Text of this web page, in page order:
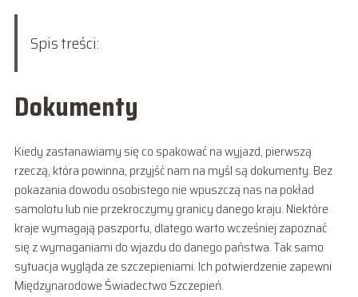
Spis treści:
Dokumenty
Kiedy zastanawiamy się co spakować na wyjazd, pierwszą
rzeczą, która powinna, przyjść nam na myśl są dokumenty. Bez
pokazania dowodu osobistego nie wpuszczą nas na pokład
samolotu lub nie przekroczymy granicy danego kraju. Niektóre
kraje wymagają paszportu, dlatego warto wcześniej zapoznać
się z wymaganiami do wjazdu do danego państwa. Tak samo
sytuacja wygląda ze szczepieniami. Ich potwierdzenie zapewni
Międzynarodowe Świadectwo Szczepień.